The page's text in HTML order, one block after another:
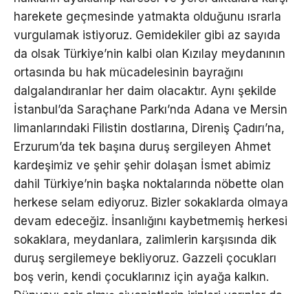
harekete geçmesinde yatmakta olduğunu ısrarla
vurgulamak istiyoruz. Gemidekiler gibi az sayıda
da olsak Türkiye’nin kalbi olan Kızılay meydanının
ortasında bu hak mücadelesinin bayrağını
dalgalandıranlar her daim olacaktır. Aynı şekilde
İstanbul’da Saraçhane Parkı’nda Adana ve Mersin
limanlarındaki Filistin dostlarına, Direniş Çadırı’na,
Erzurum’da tek başına duruş sergileyen Ahmet
kardeşimiz ve şehir şehir dolaşan İsmet abimiz
dahil Türkiye’nin başka noktalarında nöbette olan
herkese selam ediyoruz. Bizler sokaklarda olmaya
devam edeceğiz. İnsanlığını kaybetmemiş herkesi
sokaklara, meydanlara, zalimlerin karşısında dik
duruş sergilemeye bekliyoruz. Gazzeli çocukları
boş verin, kendi çocuklarınız için ayağa kalkın.